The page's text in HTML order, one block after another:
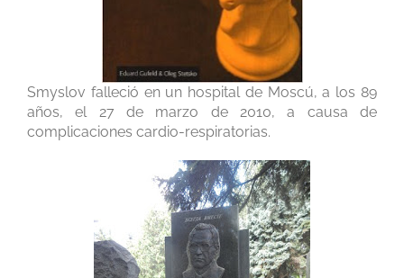
Smyslov falleció en un hospital de Moscú, a los 89
años, el 27 de marzo de 2010, a causa de
complicaciones cardio-respiratorias.